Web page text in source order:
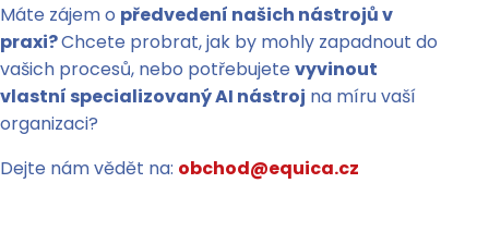
Máte zájem o předvedení našich nástrojů v
praxi?Chcete probrat, jak by mohly zapadnout do
vašich procesů, nebo potřebujete vyvinout
vlastní specializovaný AI nástroj na míru vaší
organizaci?
Dejte nám vědět na: obchod@equica.cz